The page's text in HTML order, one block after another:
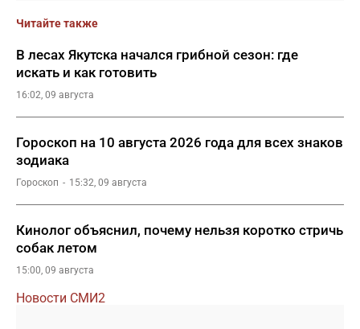
Читайте также
В лесах Якутска начался грибной сезон: где
искать и как готовить
16:02, 09 августа
Гороскоп на 10 августа 2026 года для всех знаков
зодиака
Гороскоп 15:32, 09 августа
Кинолог объяснил, почему нельзя коротко стричь
собак летом
15:00, 09 августа
Новости СМИ2